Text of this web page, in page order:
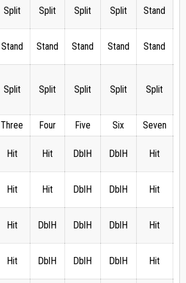
Split Split Split Split Stand
Stand Stand Stand Stand Stand
Split Split Split Split Split
Three Four Five Six Seven
Hit Hit DblH DblH Hit
Hit Hit DblH DblH Hit
Hit DblH DblH DblH Hit
Hit DblH DblH DblH Hit